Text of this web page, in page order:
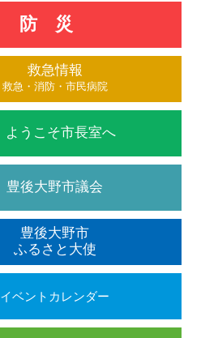
防災
救急情報
救急・消防・市民病院
ようこそ市長室へ
豊後大野市議会
豊後大野市
ふるさと大使
イベントカレンダー